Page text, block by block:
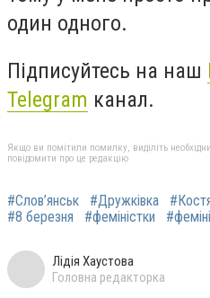
один одного.
Підписуйтесь на наш
Telegram канал.
Якщо ви помітили помилку, виділіть
повідомити про це редакцію
#Слов’янськ #Дружківка
#8 березня
#феміністки
Лідія Хаустова
Головна редакторка